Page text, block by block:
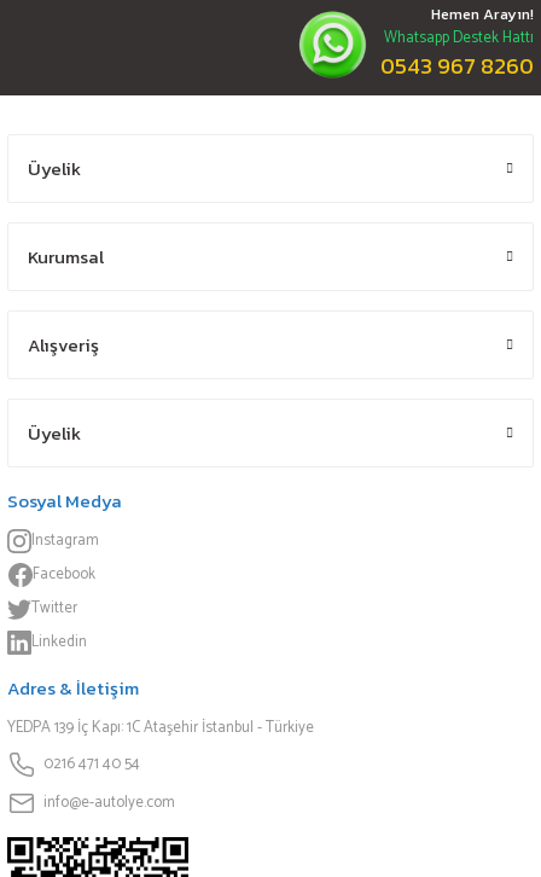
Hemen Arayın!
Whatsapp Destek Hattı
0543 967 8260
Üyelik
Kurumsal
Alışveriş
Üyelik
Sosyal Medya
Instagram
Facebook
Twitter
Linkedin
Adres & İletişim
YEDPA 139 İç Kapı: 1C Ataşehir İstanbul - Türkiye
0216 471 40 54
info@e-autolye.com